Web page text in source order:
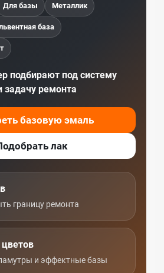
Для базы Металлик
база
подбирают под систему
задачу ремонта
базовую эмаль
лак
границу ремонта
и эффектные базы